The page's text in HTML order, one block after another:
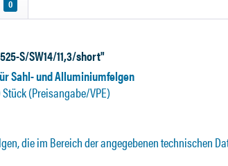
0
S/SW14/11,3/short"
Sahl- und Alluminiumfelgen
(Preisangabe/VPE)
die im Bereich der angegebenen technischen